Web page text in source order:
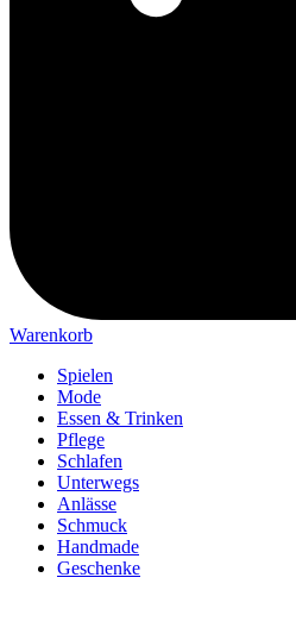
Warenkorb
Spielen
Mode
Essen & Trinken
Pflege
Schlafen
Unterwegs
Anlässe
Schmuck
Handmade
Geschenke